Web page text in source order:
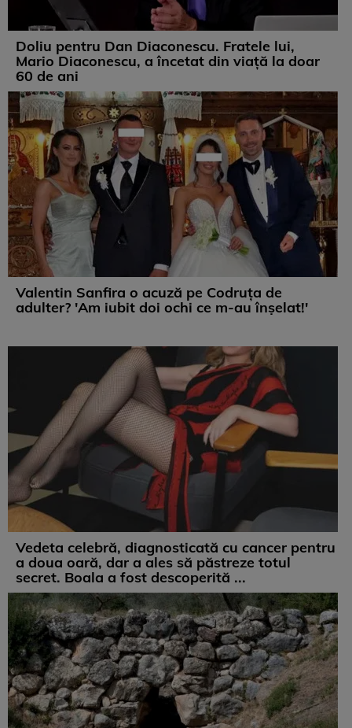
Doliu pentru Dan Diaconescu. Fratele lui,
Mario Diaconescu, a încetat din viață la doar
60 de ani
Valentin Sanfira o acuză pe Codruța de
adulter? 'Am iubit doi ochi ce m-au înșelat!'
Vedeta celebră, diagnosticată cu cancer pentru
a doua oară, dar a ales să păstreze totul
secret. Boala a fost descoperită ...